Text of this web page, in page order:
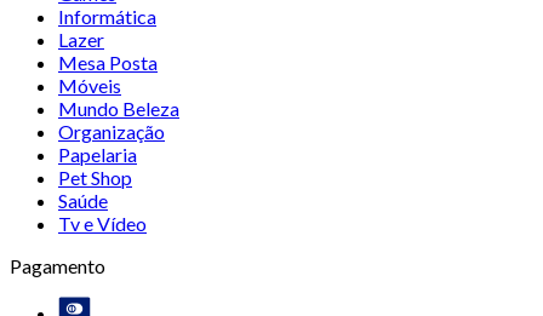
Informática
Lazer
Mesa Posta
Móveis
Mundo Beleza
Organização
Papelaria
Pet Shop
Saúde
Tv e Vídeo
Pagamento